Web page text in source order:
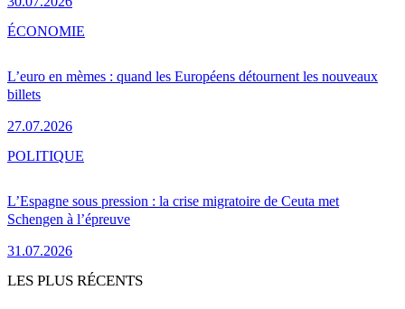
L’euro en mèmes : quand les Européens détournent les nouveaux
billets
27.07.2026
ÉCONOMIE
L’Espagne sous pression : la crise migratoire de Ceuta met
Schengen à l’épreuve
31.07.2026
POLITIQUE
LES PLUS RÉCENTS